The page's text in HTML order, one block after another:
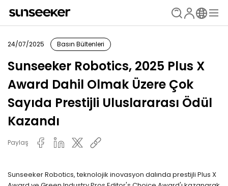
24/07/2025 Basın Bültenleri
Sunseeker Robotics, 2025 Plus X
Award Dahil Olmak Üzere Çok
Sayıda Prestijli Uluslararası Ödül
Kazandı
Paylaş
Sunseeker Robotics, teknolojik inovasyon dalında prestijli Plus X